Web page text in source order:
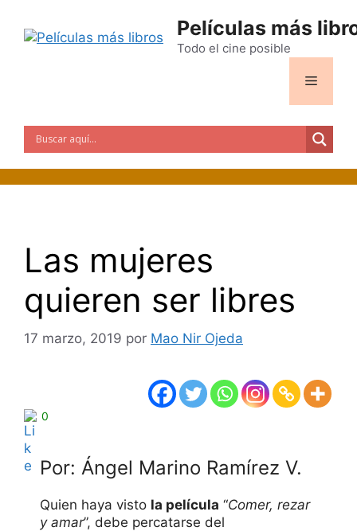
contenido
Películas más
Todo el cine posible
Menú
Las mujeres
quieren ser libres
17 marzo, 2019 por Mao Nir Ojeda
0
Por: Ángel Marino Ramírez V.
Quien haya visto la película “Comer, rezar
y amar”, debe percatarse del